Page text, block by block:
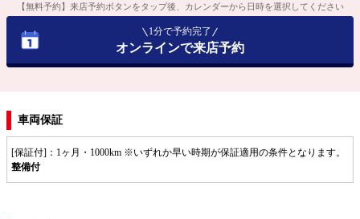
【無料予約】来店予約ボタンをタップ後、カレンダーから日時を選択してください
1分で予約完了
オンラインで来店予約
車両保証
[保証付]：1ヶ月・1000km ※いずれか早い時期が保証適用の条件となります。
整備付